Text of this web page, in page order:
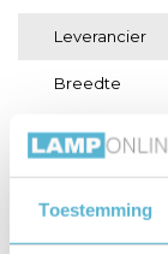
Toestemming
Leverancier
Breedte
Toon meer